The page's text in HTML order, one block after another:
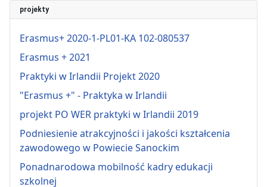
projekty
Erasmus+ 2020-1-PL01-KA 102-080537
Erasmus + 2021
Praktyki w Irlandii Projekt 2020
"Erasmus +" - Praktyka w Irlandii
projekt PO WER praktyki w Irlandii 2019
Podniesienie atrakcyjności i jakości kształcenia
zawodowego w Powiecie Sanockim
Ponadnarodowa mobilność kadry edukacji
szkolnej